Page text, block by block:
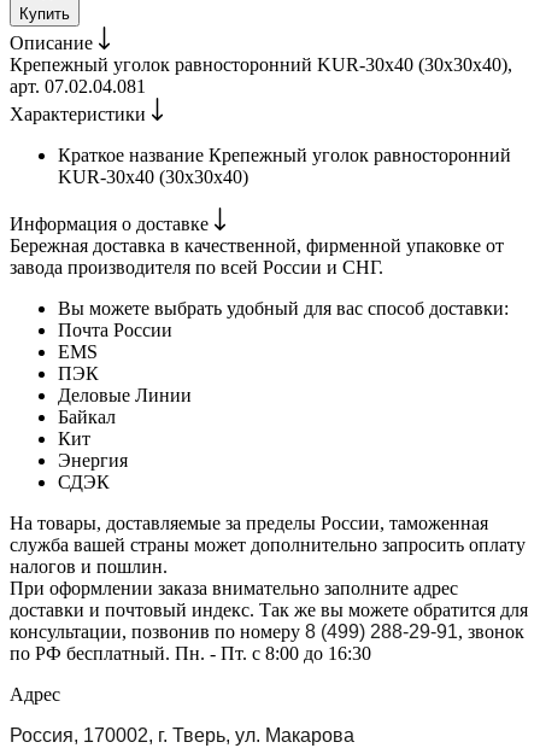
Купить
Описание
Крепежный уголок равносторонний KUR-30х40 (30х30х40),
арт. 07.02.04.081
Характеристики
Краткое название Крепежный уголок равносторонний
KUR-30х40 (30х30х40)
Информация о доставке
Бережная доставка в качественной, фирменной упаковке от
завода производителя по всей России и СНГ.
Вы можете выбрать удобный для вас способ доставки:
Почта России
EMS
ПЭК
Деловые Линии
Байкал
Кит
Энергия
СДЭК
На товары, доставляемые за пределы России, таможенная
служба вашей страны может дополнительно запросить оплату
налогов и пошлин.
При оформлении заказа внимательно заполните адрес
доставки и почтовый индекс. Так же вы можете обратится для
консультации, позвонив по номеру 8 (499) 288-29-91, звонок
по РФ бесплатный. Пн. - Пт. с 8:00 до 16:30
Адрес
Россия, 170002, г. Тверь, ул. Макарова